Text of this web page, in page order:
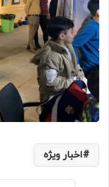
اخبار ویژه